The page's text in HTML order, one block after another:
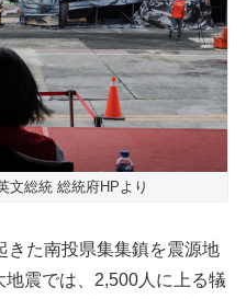
文総統 総統府HPより
きた南投県集集鎮を震源地
震では、2,500人に上る犠